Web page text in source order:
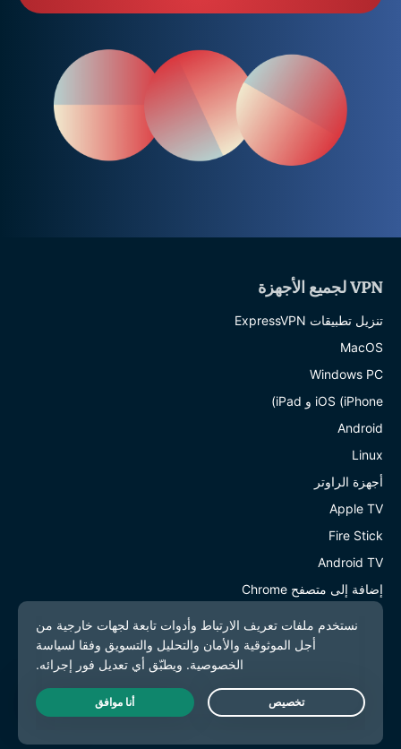
VPN لجميع الأجهزة
تنزيل تطبيقات ExpressVPN
MacOS
Windows PC
iOS (iPhone و iPad)
Android
Linux
أجهزة الراوتر
Apple TV
Fire Stick
Android TV
إضافة إلى متصفح Chrome
مواقع سيرفرات VPN
VPN أمريكا
الميزات
Live Chat